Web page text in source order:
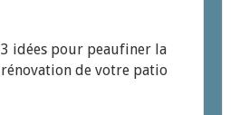
3 idées pour peaufiner la
rénovation de votre patio